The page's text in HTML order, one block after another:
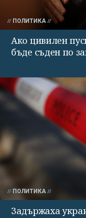
ПОЛИТИКА
Ако цивилен
бъде съден по
ПОЛИТИКА
Задържаха